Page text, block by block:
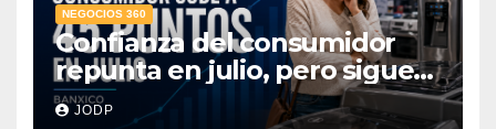
NEGOCIOS 360
Confianza del consumidor
repunta en julio, pero sigue
por debajo de 2025: Banxico
JODP